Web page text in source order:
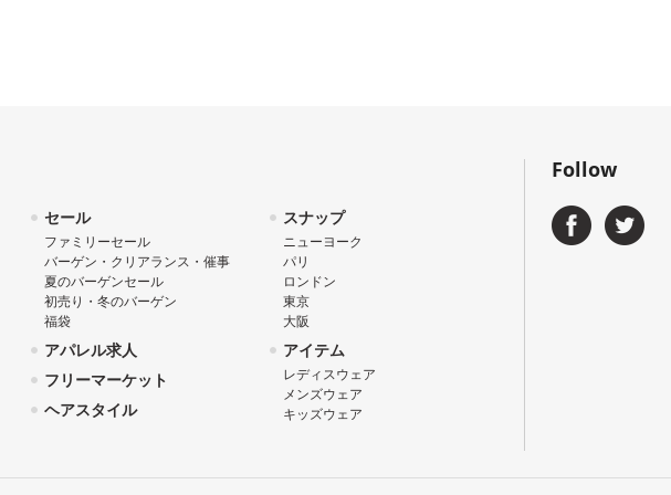
セール
ファミリーセール
バーゲン・クリアランス・催事
夏のバーゲンセール
初売り・冬のバーゲン
福袋
アパレル求人
フリーマーケット
ヘアスタイル
スナップ
ニューヨーク
パリ
ロンドン
東京
大阪
アイテム
レディスウェア
メンズウェア
キッズウェア
Follow